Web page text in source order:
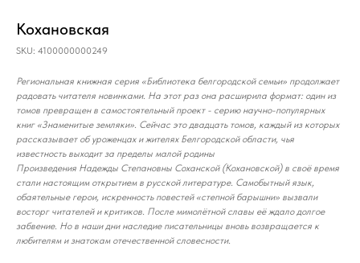
Кохановская
SKU: 4100000000249
Региональная книжная серия «Библиотека белгородской семьи» продолжает
радовать читателя новинками. На этот раз она расширила формат: один из
томов превращен в самостоятельный проект - серию научно-популярных
книг «Знаменитые земляки». Сейчас это двадцать томов, каждый из которых
рассказывает об уроженцах и жителях Белгородской области, чья
известность выходит за пределы малой родины
Произведения Надежды Степановны Соханской (Кохановской) в своё время
стали настоящим открытием в русской литературе. Самобытный язык,
обаятельные герои, искренность повестей «степной барышни» вызвали
восторг читателей и критиков. После мимолётной славы её ждало долгое
забвение. Но в наши дни наследие писательницы вновь возвращается к
любителям и знатокам отечественной словесности.